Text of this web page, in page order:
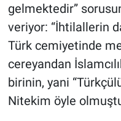
gelmektedir”
veriyor: “İhtilallerin
Türk cemiyetinde
cereyandan
birinin, yani
Nitekim öyle